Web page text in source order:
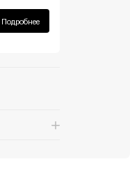
Подробнее